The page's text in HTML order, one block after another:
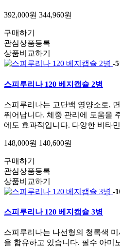
392,000원 344,960원
구매하기
관심상품등록
상품비교하기
-
스피루리나 120 베지캡슐 2병
스피루리나는 고단백 영양소로,
뛰어납니다. 체중 관리에 도움을
에도 효과적입니다. 다양한 비타
148,000원 140,600원
구매하기
관심상품등록
상품비교하기
-
스피루리나 120 베지캡슐 3병
스피루리나는 나선형의 청록색
을 함유하고 있습니다. 필수 아미